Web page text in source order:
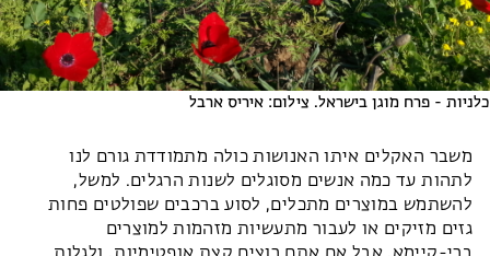
כלניות - פרח מוגן בישראל. צילום: איריס ארבל
משבר האקלים איתו האנושות כולה מתמודדת גורם לנו
לתהות עד כמה אנשים מסוגלים לשנות הרגלים. למשל,
להשתמש במוצרים מתכלים, לסוע ברכבים שפולטים פחות
גזים מזיקים או לעבור מתעשיות מזהמות למוצרים